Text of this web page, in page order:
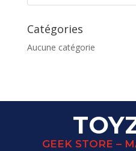
Catégories
Aucune catégorie
GEEK STORE –